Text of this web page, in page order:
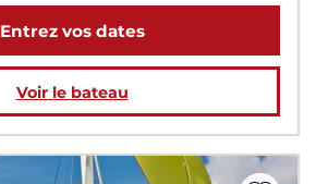
Entrez vos dates
Voir le bateau